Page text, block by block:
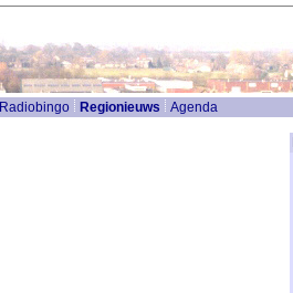
Radiobingo Regionieuws Agenda